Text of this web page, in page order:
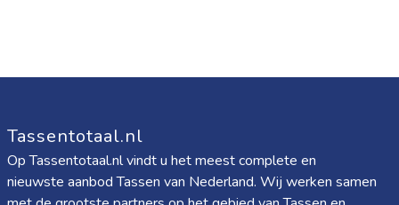
Tassentotaal.nl
Op Tassentotaal.nl vindt u het meest complete en
nieuwste aanbod Tassen van Nederland. Wij werken samen